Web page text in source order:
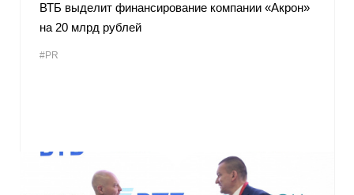
ВТБ выделит финансирование компании «Акрон»
на 20 млрд рублей
#PR